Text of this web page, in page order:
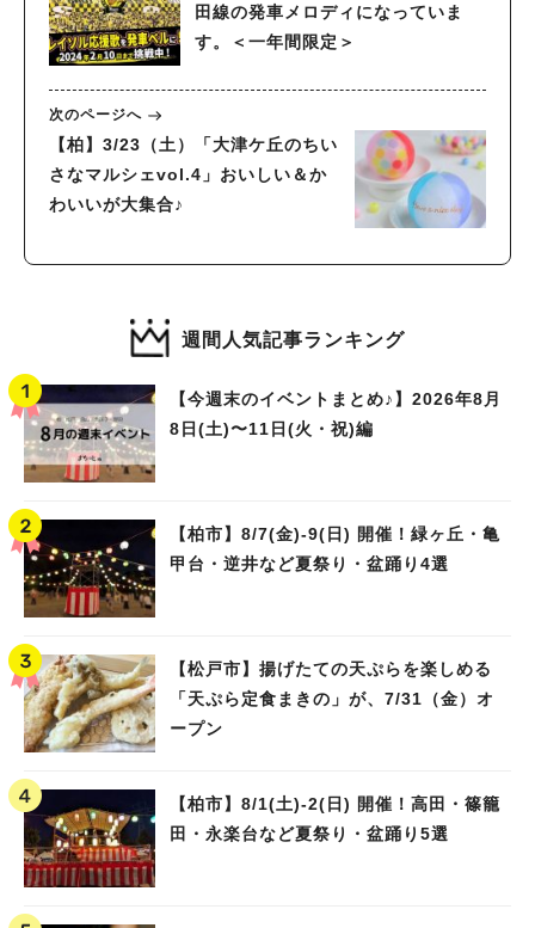
田線の発車メロディになっていま
す。＜一年間限定＞
次のページへ
【柏】3/23（土）「大津ケ丘のちい
さなマルシェvol.4」おいしい＆か
わいいが大集合♪
週間人気記事ランキング
【今週末のイベントまとめ♪】2026年8月
8日(土)〜11日(火・祝)編
【柏市】8/7(金)‐9(日) 開催！緑ヶ丘・亀
甲台・逆井など夏祭り・盆踊り4選
【松戸市】揚げたての天ぷらを楽しめる
「天ぷら定食まきの」が、7/31（金）オ
ープン
【柏市】8/1(土)‐2(日) 開催！高田・篠籠
田・永楽台など夏祭り・盆踊り5選